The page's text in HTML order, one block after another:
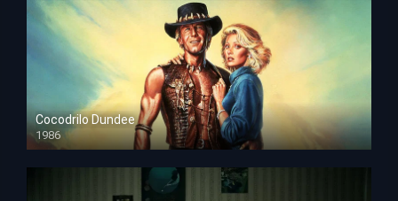
Cocodrilo Dundee
1986
HD 1080p